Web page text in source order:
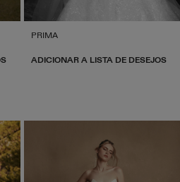
PRIMA
ADICIONAR A LISTA DE DESEJOS